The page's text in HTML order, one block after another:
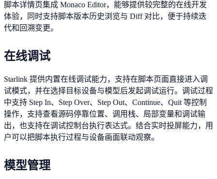
脚本详情页集成 Monaco Editor，能够提供较完整的在线开发
体验，同时支持脚本版本历史浏览与 Diff 对比，便于持续迭
代和回溯变更。
在线调试
Starlink 提供内置在线调试能力，支持在脚本页面直接进入调
试模式，并在选择目标设备与模型后发起调试运行。调试过程
中支持 Step In、Step Over、Step Out、Continue、Quit 等控制
操作，支持查看源码停靠位置、调用栈、局部变量和调试输
出，也支持在调试控制台执行表达式。结合实时投屏能力，用
户可以把脚本执行过程与设备画面联动观察。
模型管理